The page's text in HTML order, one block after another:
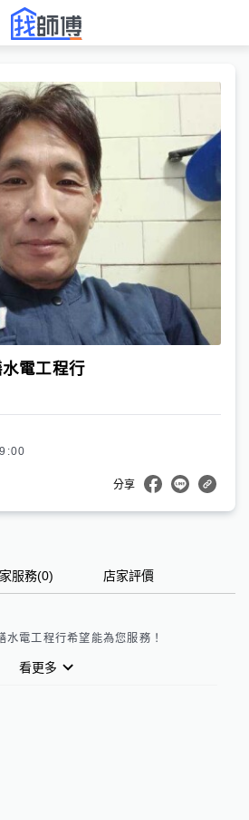
電工程行
分享
服務(0) 店家評價
水電工程行希望能為您服務！
看更多